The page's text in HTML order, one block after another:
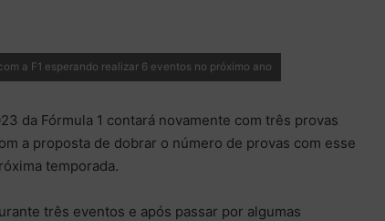
a F1 esperando realizar 6 eventos no próximo ano
da Fórmula 1 contará novamente com três provas
a proposta de dobrar o número de provas com esse
temporada.
três eventos e após passar por algumas